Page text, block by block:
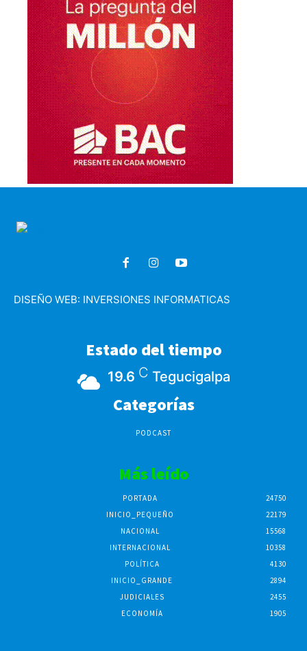
DISEÑO WEB: INVERSIONES INFORMATICAS
Estado del tiempo
19.6 C Tegucigalpa
Categorías
PODCAST
Más leído
PORTADA
24750
INICIO_PEQUEÑO
22179
NACIONAL
15568
INTERNACIONAL
10358
POLÍTICA
4130
INICIO_GRANDE
2894
JUDICIALES
2455
ECONOMÍA
1905